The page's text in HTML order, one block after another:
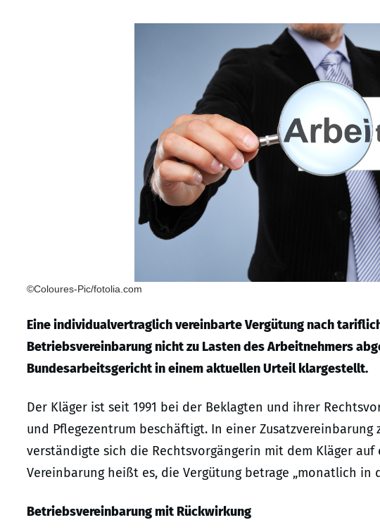
©Coloures-Pic/fotolia.com
Eine individualvertraglich vereinbarte Vergütung nach
Betriebsvereinbarung nicht zu Lasten des Arbeitnehmers
Bundesarbeitsgericht in einem aktuellen Urteil klargestellt.
Der Kläger ist seit 1991 bei der Beklagten und ihrer
und Pflegezentrum beschäftigt. In einer Zusatzvereinbarung
verständigte sich die Rechtsvorgängerin mit dem Kläger
Vereinbarung heißt es, die Vergütung betrage „monatlich in
Betriebsvereinbarung mit Rückwirkung